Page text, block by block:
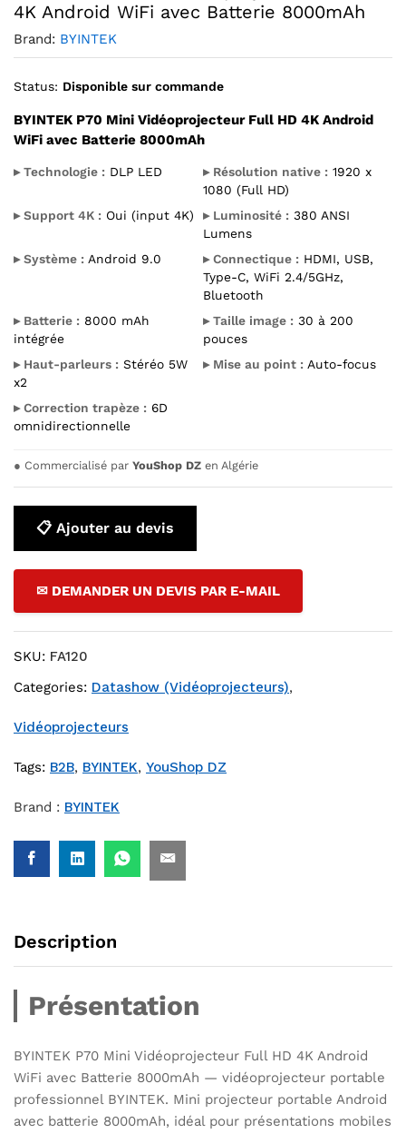
4K Android WiFi avec Batterie 8000mAh
Brand: BYINTEK
Status: Disponible sur commande
BYINTEK P70 Mini Vidéoprojecteur Full HD 4K Android
WiFi avec Batterie 8000mAh
▸ Technologie : DLP LED ▸ Résolution native : 1920 x
1080 (Full HD)
▸ Support 4K : Oui (input 4K) ▸ Luminosité : 380 ANSI
Lumens
▸ Système : Android 9.0 ▸ Connectique : HDMI, USB,
Type-C, WiFi 2.4/5GHz,
Bluetooth
▸ Batterie : 8000 mAh
intégrée
▸ Taille image : 30 à 200
pouces
▸ Haut-parleurs : Stéréo 5W
x2
▸ Mise au point : Auto-focus
▸ Correction trapèze : 6D
omnidirectionnelle
● Commercialisé par YouShop DZ en Algérie
📋 Ajouter au devis
✉ DEMANDER UN DEVIS PAR E-MAIL
SKU: FA120
Categories: Datashow (Vidéoprojecteurs),
Vidéoprojecteurs
Tags: B2B, BYINTEK, YouShop DZ
Brand : BYINTEK
Description
Présentation
BYINTEK P70 Mini Vidéoprojecteur Full HD 4K Android
WiFi avec Batterie 8000mAh — vidéoprojecteur portable
professionnel BYINTEK. Mini projecteur portable Android
avec batterie 8000mAh, idéal pour présentations mobiles